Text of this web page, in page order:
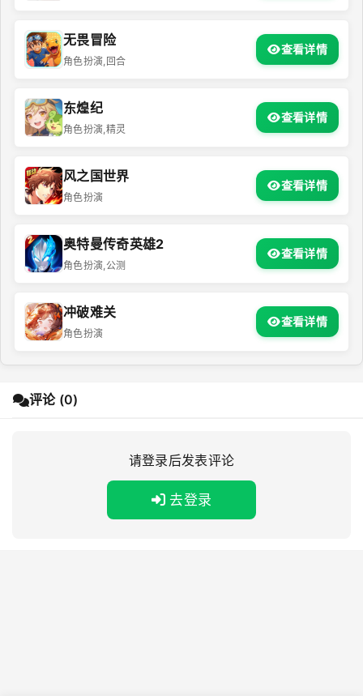
无畏冒险
角色扮演,回合
查看详情
东煌纪
角色扮演,精灵
查看详情
风之国世界
角色扮演
查看详情
奥特曼传奇英雄2
角色扮演,公测
查看详情
冲破难关
角色扮演
查看详情
评论 (0)
请登录后发表评论
去登录